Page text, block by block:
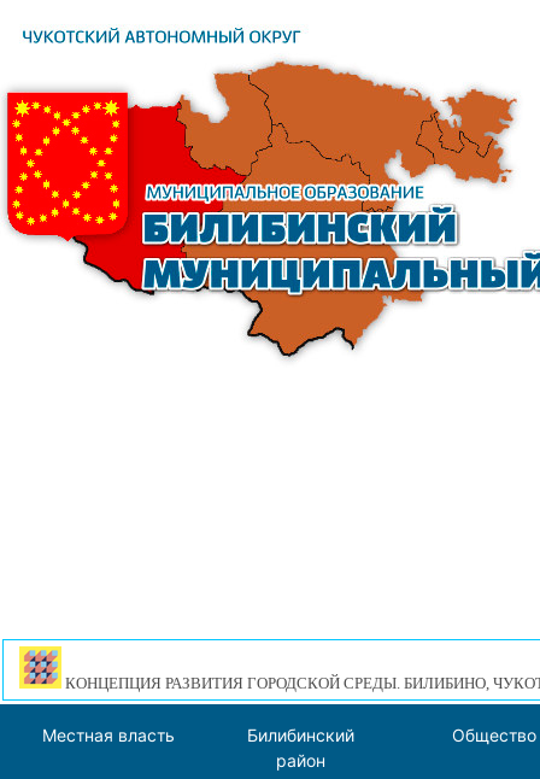
КОНЦЕПЦИЯ РАЗВИТИЯ ГОРОДСКОЙ СРЕДЫ. БИЛИБИНО,
Местная власть
Билибинский
район
Общество